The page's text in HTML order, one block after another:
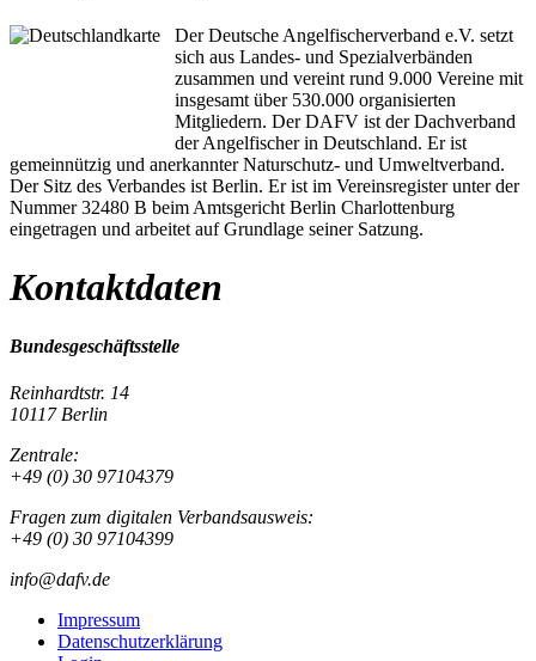
Der Deutsche Angelfischerverband e.V. setzt
sich aus Landes- und Spezialverbänden
zusammen und vereint rund 9.000 Vereine mit
insgesamt über 530.000 organisierten
Mitgliedern. Der DAFV ist der Dachverband
der Angelfischer in Deutschland. Er ist
gemeinnützig und anerkannter Naturschutz- und Umweltverband.
Der Sitz des Verbandes ist Berlin. Er ist im Vereinsregister unter der
Nummer 32480 B beim Amtsgericht Berlin Charlottenburg
eingetragen und arbeitet auf Grundlage seiner Satzung.
Kontaktdaten
Bundesgeschäftsstelle
Reinhardtstr. 14
10117 Berlin
Zentrale:
+49 (0) 30 97104379
Fragen zum digitalen Verbandsausweis:
+49 (0) 30 97104399
info@dafv.de
Impressum
Datenschutzerklärung